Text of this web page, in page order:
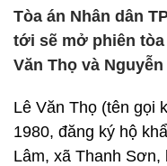
Tòa án Nhân dân
tới sẽ mở phiên
Văn Thọ và
Lê Văn Thọ (tên gọi
1980, đăng ký hộ
Lâm, xã Thanh